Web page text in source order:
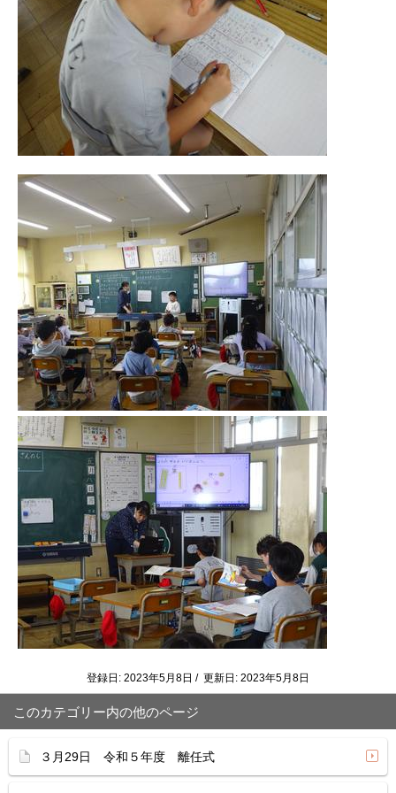
登録日: 2023年5月8日 / 更新日: 2023年5月8日
このカテゴリー内の他のページ
３月29日 令和５年度 離任式